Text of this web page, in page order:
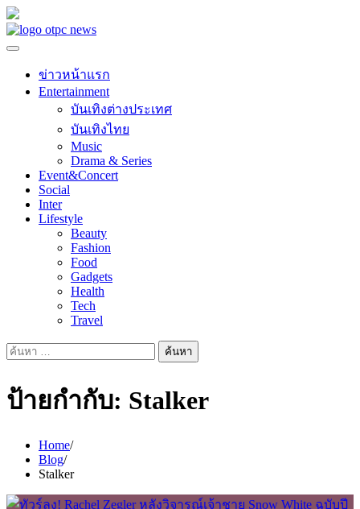
Skip
to
ข่าวหน้าแรก
Entertainment
บันเทิงต่างประเทศ
บันเทิงไทย
Music
Drama & Series
Event&Concert
Social
Inter
Lifestyle
Beauty
Fashion
Food
Gadgets
Health
Tech
Travel
ค้นหา
ป้ายกำกับ: Stalker
Home
Blog
Stalker